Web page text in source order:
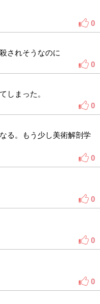
0
されそうなのに
0
しまった。
0
る。もう少し美術解剖学
0
0
0
0